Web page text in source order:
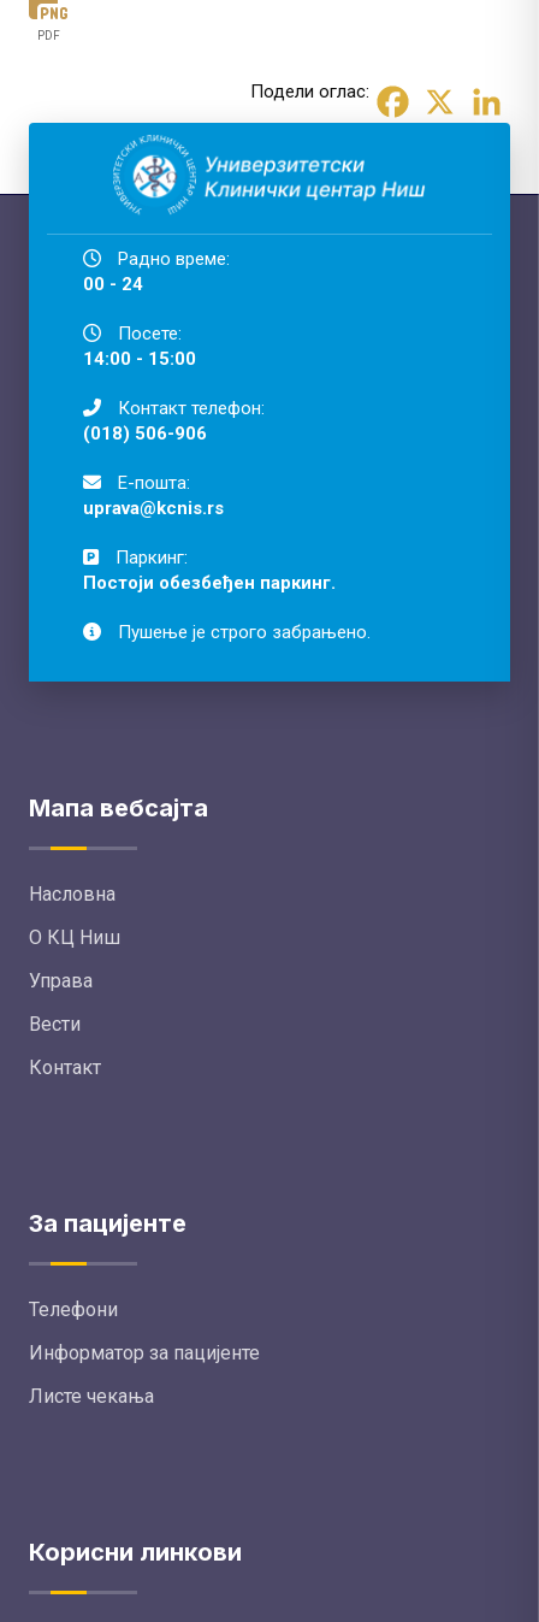
PDF
Подели оглас:
Радно време:
00 - 24
Посете:
14:00 - 15:00
Контакт телефон:
(018) 506-906
Е-пошта:
uprava@kcnis.rs
Паркинг:
Постоји обезбеђен паркинг.
Пушење је строго забрањено.
Мапа вебсајта
Насловна
О КЦ Ниш
Управа
Вести
Контакт
За пацијенте
Телефони
Информатор за пацијенте
Листе чекања
Корисни линкови